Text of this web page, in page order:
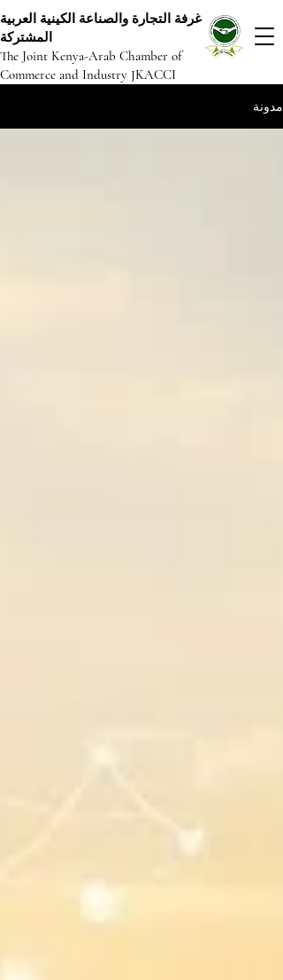
غرفة التجارة والصناعة الكينية العربية
المشتركة
The Joint Kenya-Arab Chamber of
Commerce and Industry JKACCI
مدونة